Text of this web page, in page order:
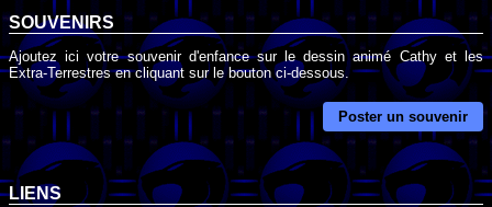
SOUVENIRS
Ajoutez ici votre souvenir d'enfance sur le dessin animé Cathy et les
Extra-Terrestres en cliquant sur le bouton ci-dessous.
Poster un souvenir
LIENS